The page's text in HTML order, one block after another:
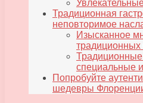
Традиционная
неповторимое
Изысканное
традиционных
специальные
Попробуйте
шедевры